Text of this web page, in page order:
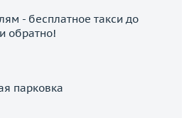
- бесплатное такси до
обратно!
парковка